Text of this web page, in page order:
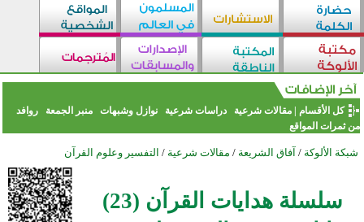
كل الأقسام |مقالات شرعية دراسات شرعية نوازل وشبهات منبر الجمعة
روافد
من ثمرات المواقع
شبكة الألوكة / آفاق الشريعة / مقالات شرعية / التفسير وعلوم القرآن
سلسلة هدايات القرآن (23)